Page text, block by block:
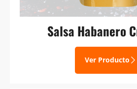
Salsa Habanero
Ver Producto